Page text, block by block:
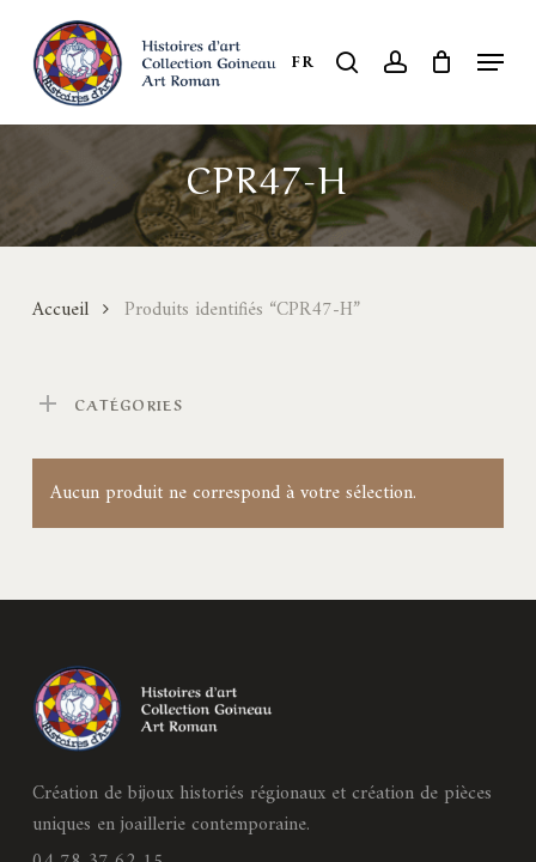
main
content
FR search account Menu
CPR47-H
Accueil Produits identifiés “CPR47-H”
CATÉGORIES
Aucun produit ne correspond à votre sélection.
Création de bijoux historiés régionaux et création de pièces
uniques en joaillerie contemporaine.
Close